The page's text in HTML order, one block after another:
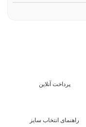
پرداخت آنلاین
راهنمای انتخاب سایز